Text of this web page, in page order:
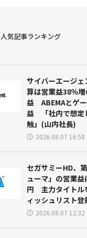
人気記事ランキング
サイバーエージ
算は営業益38％
益 ABEMAとゲ
益 「社内で想定
触」(山内社長)
2026.08.07 16:58
セガサミーHD、
ューマ」の営業
円 主力タイト
ィッシュリスト登
2026.08.07 12:32